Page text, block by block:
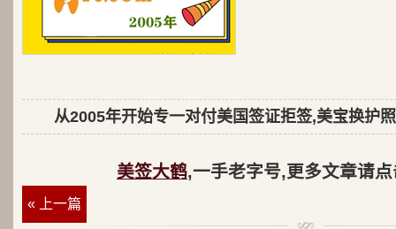
从2005年开始专一对付美国签证拒签,美宝换护
美签大鹤,一手老字号,更多文章请点
« 上一篇